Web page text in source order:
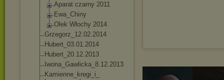
Aparat czarny 2011
Ewa_Chiny
Olek Włochy 2014
Grzegorz_12.02.2014
Hubert_03.01.2014
Hubert_20.12.2013
Iwona_Gawlicka_8.12.2013
Kamienne_kregi_i_